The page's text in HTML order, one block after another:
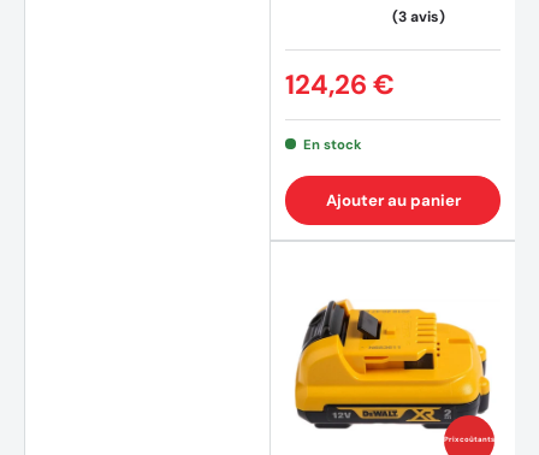
(10
124,26 €
En stock
Ajouter au panier
Prix coûtants